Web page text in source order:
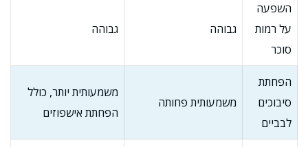
השפעה
על רמות
סוכר
גבוהה גבוהה
הפחתת
סיבוכים
לבביים
משמעותית פחותה
משמעותית יותר, כולל
הפחתת אישפוזים